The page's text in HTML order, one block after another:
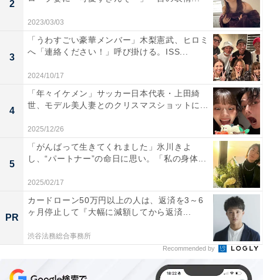
2
2023/03/03
3
「うわすごい豪華メンバー」木梨憲武、ヒロミ
へ「連絡ください！」呼び掛ける。ISS...
2024/10/17
4
「年々イケメン」サッカー日本代表・上田綺
世、モデル美人妻とのクリスマスショットに...
2025/12/26
5
「がんばって生きてくれました」氷川きよ
し、“パートナー”の命日に思い。「私の身体...
2025/02/17
PR
カードローン50万円以上の人は、返済を3～6
ヶ月停止して『大幅に減額してから返済...
渋谷法務総合事務所
Recommended by